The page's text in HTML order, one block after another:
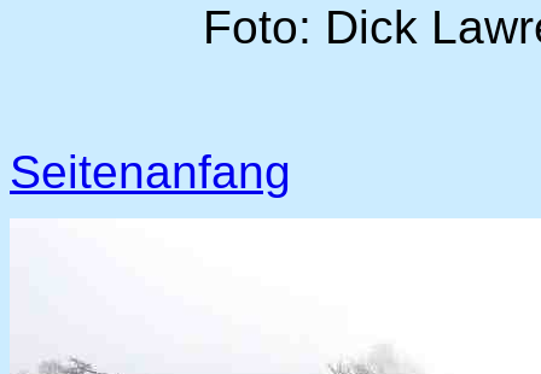
Foto: Dick
Seitenanfang